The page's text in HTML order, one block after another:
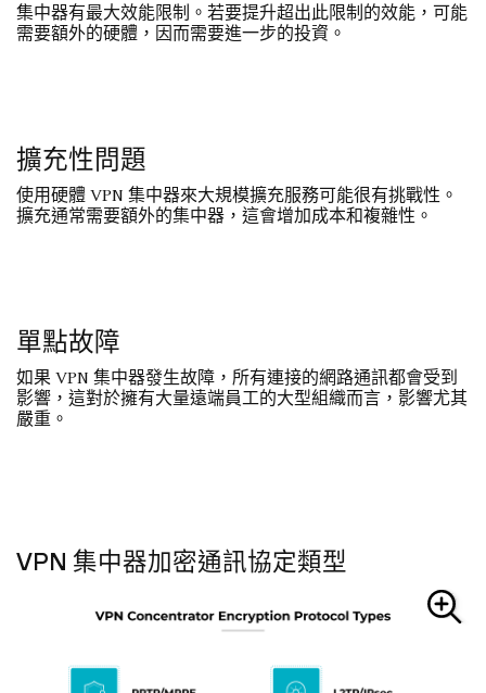
集中器有最大效能限制。若要提升超出此限制的效能，可能
需要額外的硬體，因而需要進一步的投資。
擴充性問題
使用硬體 VPN 集中器來大規模擴充服務可能很有挑戰性。
擴充通常需要額外的集中器，這會增加成本和複雜性。
單點故障
如果 VPN 集中器發生故障，所有連接的網路通訊都會受到
影響，這對於擁有大量遠端員工的大型組織而言，影響尤其
嚴重。
VPN 集中器加密通訊協定類型